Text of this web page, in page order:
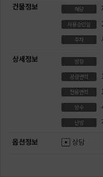
건물정보
해당
사용승인일
주차
상세정보
방향
공급면적
전용면적
방수
난방
옵션정보
상담